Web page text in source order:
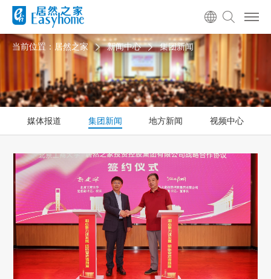
当前位置： 居然之家 新闻中心 集团新闻
媒体报道 集团新闻 地方新闻 视频中心